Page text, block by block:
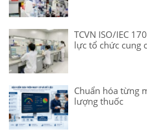
TCVN ISO/IEC
lực tổ chức cung
Chuẩn hóa từng
lượng thuốc